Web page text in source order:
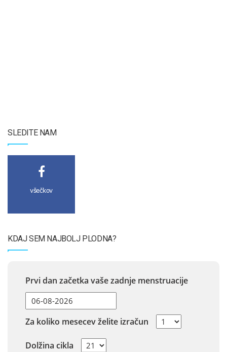
SLEDITE NAM
všečkov
KDAJ SEM NAJBOLJ PLODNA?
Prvi dan začetka vaše zadnje menstruacije
Za koliko mesecev želite izračun
Dolžina cikla